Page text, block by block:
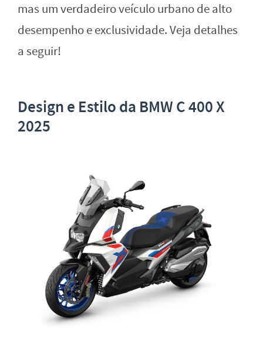
mas um verdadeiro veículo urbano de alto
desempenho e exclusividade. Veja detalhes
a seguir!
Design e Estilo da BMW C 400 X
2025